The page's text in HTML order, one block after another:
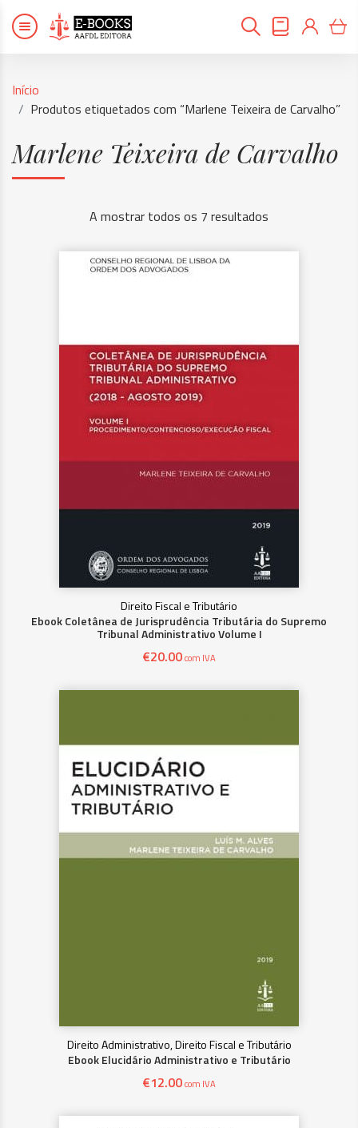
Início
Produtos etiquetados com “Marlene Teixeira de Carvalho”
Marlene Teixeira de Carvalho
A mostrar todos os 7 resultados
Direito Fiscal e Tributário
Ebook Coletânea de Jurisprudência Tributária do Supremo
Tribunal Administrativo Volume I
€20.00com IVA
Direito Administrativo, Direito Fiscal e Tributário
Ebook Elucidário Administrativo e Tributário
€12.00com IVA